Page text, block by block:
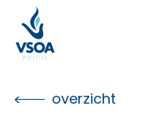
the
content
overzicht